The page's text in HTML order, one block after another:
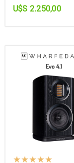
U$S 2.250,00